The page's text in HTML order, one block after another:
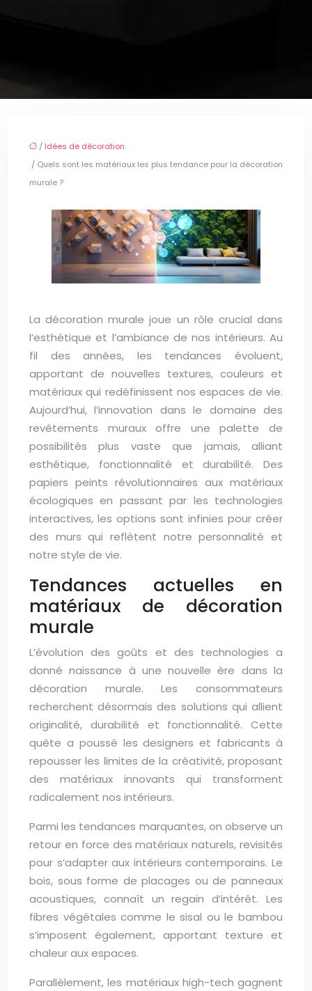
/ Idées de décoration
/ Quels sont les matériaux les plus tendance pour la décoration
murale ?
La décoration murale joue un rôle crucial dans
l’esthétique et l’ambiance de nos intérieurs. Au
fil des années, les tendances évoluent,
apportant de nouvelles textures, couleurs et
matériaux qui redéfinissent nos espaces de vie.
Aujourd’hui, l’innovation dans le domaine des
revêtements muraux offre une palette de
possibilités plus vaste que jamais, alliant
esthétique, fonctionnalité et durabilité. Des
papiers peints révolutionnaires aux matériaux
écologiques en passant par les technologies
interactives, les options sont infinies pour créer
des murs qui reflètent notre personnalité et
notre style de vie.
Tendances actuelles en
matériaux de décoration
murale
L’évolution des goûts et des technologies a
donné naissance à une nouvelle ère dans la
décoration murale. Les consommateurs
recherchent désormais des solutions qui allient
originalité, durabilité et fonctionnalité. Cette
quête a poussé les designers et fabricants à
repousser les limites de la créativité, proposant
des matériaux innovants qui transforment
radicalement nos intérieurs.
Parmi les tendances marquantes, on observe un
retour en force des matériaux naturels, revisités
pour s’adapter aux intérieurs contemporains. Le
bois, sous forme de placages ou de panneaux
acoustiques, connaît un regain d’intérêt. Les
fibres végétales comme le sisal ou le bambou
s’imposent également, apportant texture et
chaleur aux espaces.
Parallèlement, les matériaux high-tech gagnent